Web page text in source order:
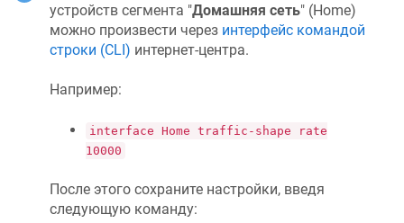
устройств сегмента "Домашняя сеть" (Home)
можно произвести через интерфейс командой
строки (CLI) интернет-центра.
Например:
interface Home traffic-shape rate
10000
После этого сохраните настройки, введя
следующую команду: